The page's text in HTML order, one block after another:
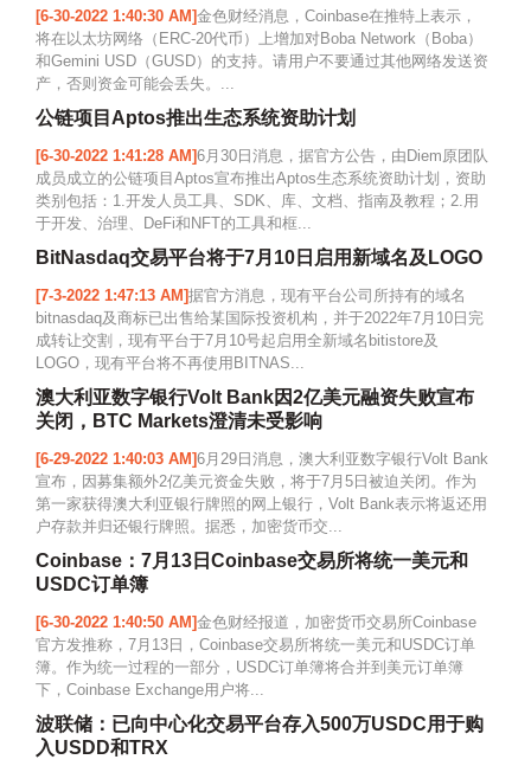
[6-30-2022 1:40:30 AM]金色财经消息，Coinbase在推特上表示，
将在以太坊网络（ERC-20代币）上增加对Boba Network（Boba）
和Gemini USD（GUSD）的支持。请用户不要通过其他网络发送资
产，否则资金可能会丢失。...
公链项目Aptos推出生态系统资助计划
[6-30-2022 1:41:28 AM]6月30日消息，据官方公告，由Diem原团队
成员成立的公链项目Aptos宣布推出Aptos生态系统资助计划，资助
类别包括：1.开发人员工具、SDK、库、文档、指南及教程；2.用
于开发、治理、DeFi和NFT的工具和框...
BitNasdaq交易平台将于7月10日启用新域名及LOGO
[7-3-2022 1:47:13 AM]据官方消息，现有平台公司所持有的域名
bitnasdaq及商标已出售给某国际投资机构，并于2022年7月10日完
成转让交割，现有平台于7月10号起启用全新域名bitistore及
LOGO，现有平台将不再使用BITNAS...
澳大利亚数字银行Volt Bank因2亿美元融资失败宣布
关闭，BTC Markets澄清未受影响
[6-29-2022 1:40:03 AM]6月29日消息，澳大利亚数字银行Volt Bank
宣布，因募集额外2亿美元资金失败，将于7月5日被迫关闭。作为
第一家获得澳大利亚银行牌照的网上银行，Volt Bank表示将返还用
户存款并归还银行牌照。据悉，加密货币交...
Coinbase：7月13日Coinbase交易所将统一美元和
USDC订单簿
[6-30-2022 1:40:50 AM]金色财经报道，加密货币交易所Coinbase
官方发推称，7月13日，Coinbase交易所将统一美元和USDC订单
簿。作为统一过程的一部分，USDC订单簿将合并到美元订单簿
下，Coinbase Exchange用户将...
波联储：已向中心化交易平台存入500万USDC用于购
入USDD和TRX